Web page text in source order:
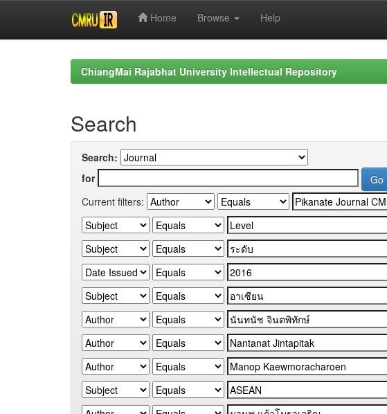
Home Browse Help
ChiangMai Rajabhat University Intellectual Repository
Search
Search:
for
Current filters: